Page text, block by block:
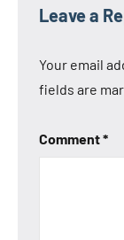
Leave a
Your email
fields are
Comment*